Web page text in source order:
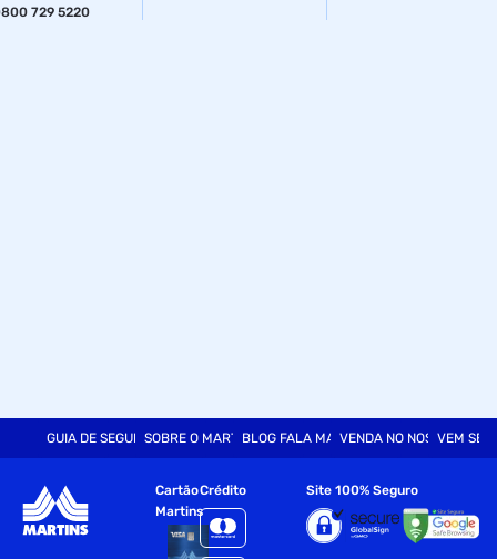
729 5220
GUIA DE SEGURANÇASOBRE O MARTINSBLOG FALA MARTVENDA NO NOSSO SITE
VEM SER
Cartão
Martins
Crédito Site 100% Seguro